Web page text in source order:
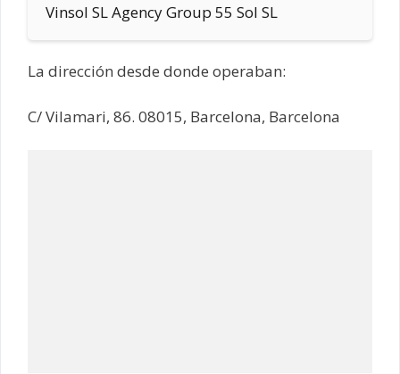
Vinsol SL Agency Group 55 Sol SL
La dirección desde donde operaban:
C/ Vilamari, 86. 08015, Barcelona, Barcelona